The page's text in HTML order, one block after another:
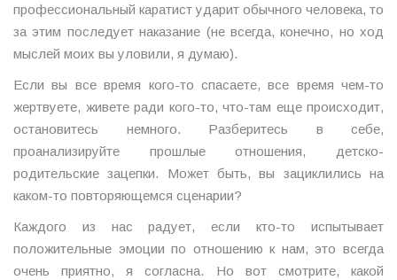
профессиональный каратист ударит обычного человека, то
за этим последует наказание (не всегда, конечно, но ход
мыслей моих вы уловили, я думаю).
Если вы все время кого-то спасаете, все время чем-то
жертвуете, живете ради кого-то, что-там еще происходит,
остановитесь немного. Разберитесь в себе,
проанализируйте прошлые отношения, детско-
родительские зацепки. Может быть, вы зациклились на
каком-то повторяющемся сценарии?
Каждого из нас радует, если кто-то испытывает
положительные эмоции по отношению к нам, это всегда
очень приятно, я согласна. Но вот смотрите, какой